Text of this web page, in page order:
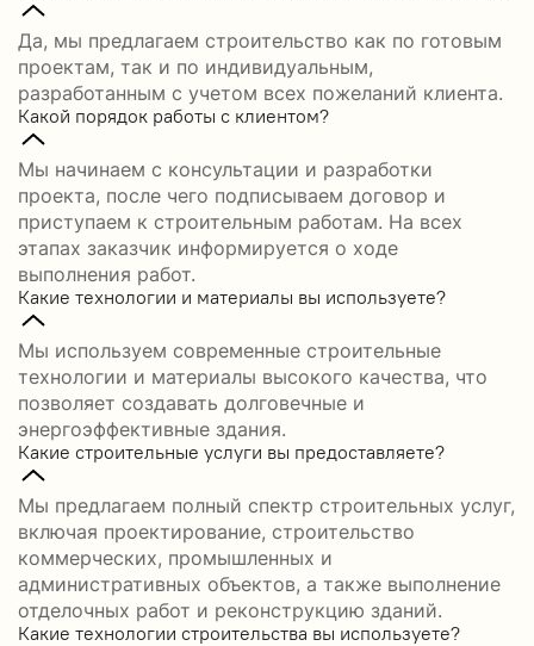
Да, мы предлагаем строительство как по готовым
проектам, так и по индивидуальным,
разработанным с учетом всех пожеланий клиента.
Какой порядок работы с клиентом?
Мы начинаем с консультации и разработки
проекта, после чего подписываем договор и
приступаем к строительным работам. На всех
этапах заказчик информируется о ходе
выполнения работ.
Какие технологии и материалы вы используете?
Мы используем современные строительные
технологии и материалы высокого качества, что
позволяет создавать долговечные и
энергоэффективные здания.
Какие строительные услуги вы предоставляете?
Мы предлагаем полный спектр строительных услуг,
включая проектирование, строительство
коммерческих, промышленных и
административных объектов, а также выполнение
отделочных работ и реконструкцию зданий.
Какие технологии строительства вы используете?